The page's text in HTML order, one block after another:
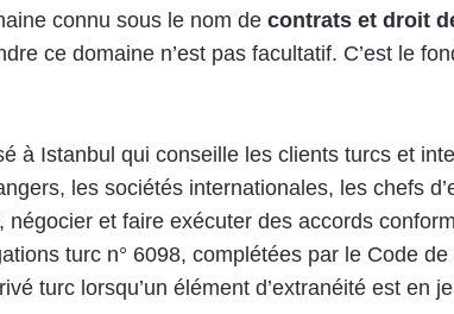
connu sous le nom de contrats et droit
ce domaine n’est pas facultatif. C’est le
à Istanbul qui conseille les clients turcs et
les sociétés internationales, les chefs
et faire exécuter des accords
turc n° 6098, complétées par le Code
turc lorsqu’un élément d’extranéité est en